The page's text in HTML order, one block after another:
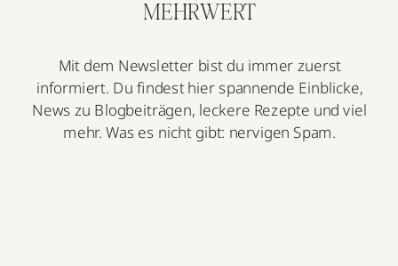
MEHRWERT
Mit dem Newsletter bist du immer zuerst
informiert. Du findest hier spannende Einblicke,
News zu Blogbeiträgen, leckere Rezepte und viel
mehr. Was es nicht gibt: nervigen Spam.